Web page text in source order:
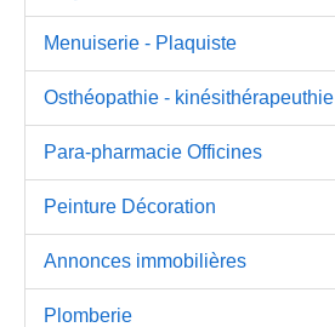
Menuiserie - Plaquiste
Osthéopathie - kinésithérapeuthie
Para-pharmacie Officines
Peinture Décoration
Annonces immobilières
Plomberie